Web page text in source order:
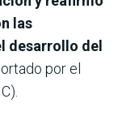
las
desarrollo del
por el